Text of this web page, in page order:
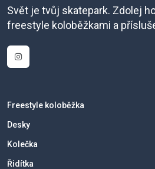
Svět je tvůj skatepark. Zdolej
freestyle koloběžkami a
Freestyle koloběžka
Desky
Kolečka
Řidítka